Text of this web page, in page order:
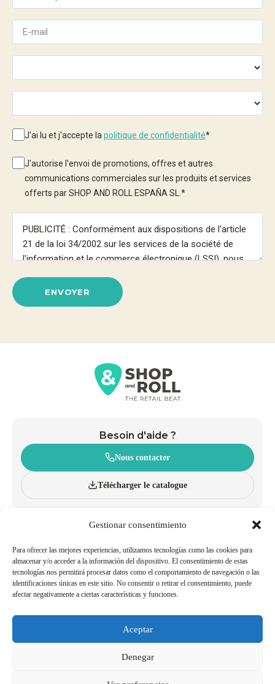
Gestionar consentimiento
Para ofrecer las mejores experiencias, utilizamos tecnologías como las cookies para
almacenar y/o acceder a la información del dispositivo. El consentimiento de estas
tecnologías nos permitirá procesar datos como el comportamiento de navegación o las
identificaciones únicas en este sitio. No consentir o retirar el consentimiento, puede
afectar negativamente a ciertas características y funciones.
Aceptar
Denegar
J'ai lu et j'accepte la politique de confidentialité*
J'autorise l'envoi de promotions, offres et autres
communications commerciales sur les produits et services
offerts par SHOP AND ROLL ESPAÑA SL. *
ENVOYER
Besoin d'aide ?
Nous contacter
Télécharger le catalogue
CATALOGUE
BLOG
CHARIOTS
PANIERS À MAIN
ACCESSOIRES
POLITIQUES QUALITÉ ET
ENVIRONNEMENT
TRAVAILLER AVEC NOUS